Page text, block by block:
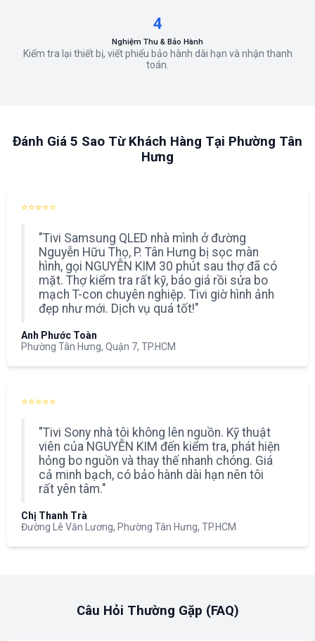
4
Nghiệm Thu & Bảo Hành
Kiểm tra lại thiết bị, viết phiếu bảo hành dài hạn và nhận thanh
toán.
Đánh Giá 5 Sao Từ Khách Hàng Tại Phường Tân
Hưng
⭐⭐⭐⭐⭐
"Tivi Samsung QLED nhà mình ở đường
Nguyễn Hữu Thọ, P. Tân Hưng bị sọc màn
hình, gọi NGUYỄN KIM 30 phút sau thợ đã có
mặt. Thợ kiểm tra rất kỹ, báo giá rồi sửa bo
mạch T-con chuyên nghiệp. Tivi giờ hình ảnh
đẹp như mới. Dịch vụ quá tốt!"
Anh Phước Toàn
Phường Tân Hưng, Quận 7, TP.HCM
⭐⭐⭐⭐⭐
"Tivi Sony nhà tôi không lên nguồn. Kỹ thuật
viên của NGUYỄN KIM đến kiểm tra, phát hiện
hỏng bo nguồn và thay thế nhanh chóng. Giá
cả minh bạch, có bảo hành dài hạn nên tôi
rất yên tâm."
Chị Thanh Trà
Đường Lê Văn Lương, Phường Tân Hưng, TP.HCM
Câu Hỏi Thường Gặp (FAQ)